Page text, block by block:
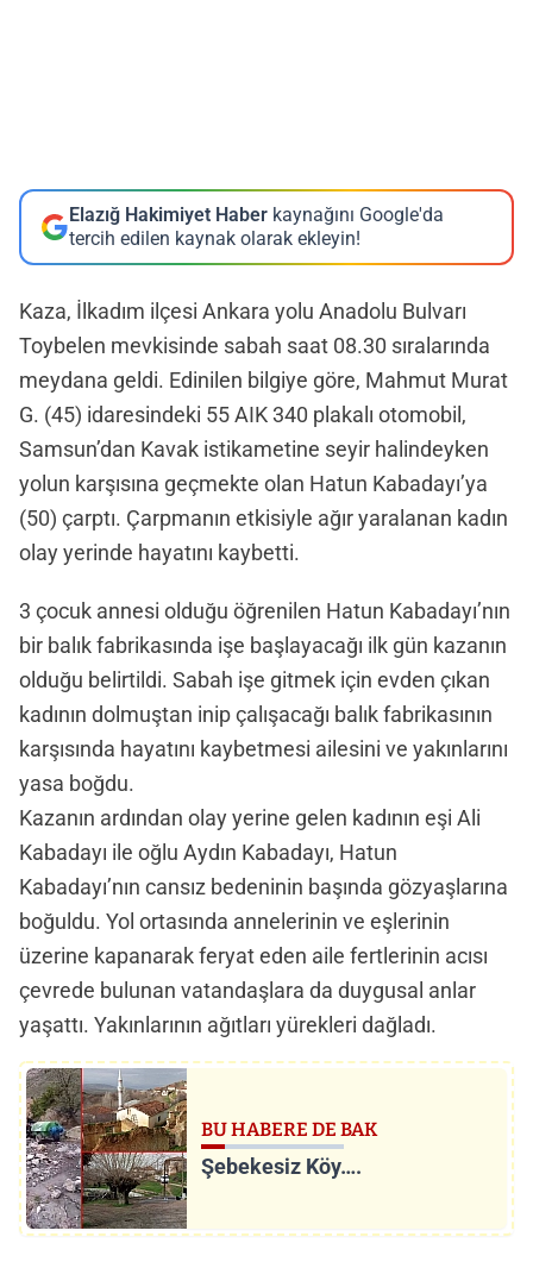
Elazığ Hakimiyet Haber kaynağını Google'da
tercih edilen kaynak olarak ekleyin!
Kaza, İlkadım ilçesi Ankara yolu Anadolu Bulvarı
Toybelen mevkisinde sabah saat 08.30 sıralarında
meydana geldi. Edinilen bilgiye göre, Mahmut Murat
G. (45) idaresindeki 55 AIK 340 plakalı otomobil,
Samsun’dan Kavak istikametine seyir halindeyken
yolun karşısına geçmekte olan Hatun Kabadayı’ya
(50) çarptı. Çarpmanın etkisiyle ağır yaralanan kadın
olay yerinde hayatını kaybetti.
3 çocuk annesi olduğu öğrenilen Hatun Kabadayı’nın
bir balık fabrikasında işe başlayacağı ilk gün kazanın
olduğu belirtildi. Sabah işe gitmek için evden çıkan
kadının dolmuştan inip çalışacağı balık fabrikasının
karşısında hayatını kaybetmesi ailesini ve yakınlarını
yasa boğdu.
Kazanın ardından olay yerine gelen kadının eşi Ali
Kabadayı ile oğlu Aydın Kabadayı, Hatun
Kabadayı’nın cansız bedeninin başında gözyaşlarına
boğuldu. Yol ortasında annelerinin ve eşlerinin
üzerine kapanarak feryat eden aile fertlerinin acısı
çevrede bulunan vatandaşlara da duygusal anlar
yaşattı. Yakınlarının ağıtları yürekleri dağladı.
BU HABERE DE BAK
Şebekesiz Köy….